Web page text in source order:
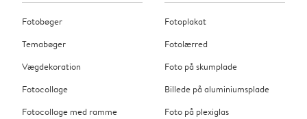
Fotobøger
Temabøger
Vægdekoration
Fotocollage
Fotocollage med ramme
Fotoplakat
Fotolærred
Foto på skumplade
Billede på aluminiumsplade
Foto på plexiglas